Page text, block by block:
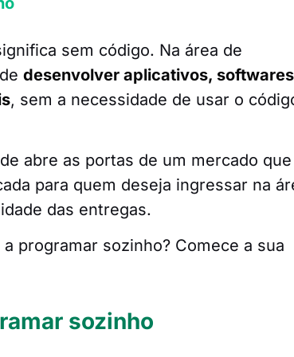
sem código. Na área de
dedesenvolver aplicativos,
, sem a necessidade de usar o
abre as portas de um mercado que
para quem deseja ingressar na
das entregas.
programar sozinho? Comece a sua
sozinho